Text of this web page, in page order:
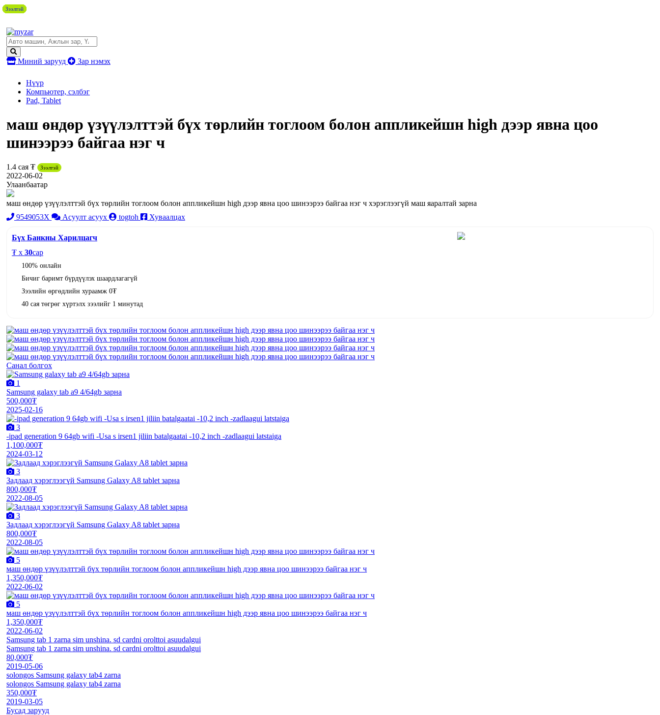
Миний зарууд Зар нэмэх
Нүүр
Компьютер, сэлбэг
Pad, Tablet
маш өндөр үзүүлэлттэй бүх төрлийн тоглоом болон аппликейшн high дээр явна цоо
шинээрээ байгаа нэг ч
1.4 сая ₮ Зээлтэй
2022-06-02
Улаанбаатар
маш өндөр үзүүлэлттэй бүх төрлийн тоглоом болон аппликейшн high дээр явна цоо шинээрээ байгаа нэг ч хэрэглээгүй маш яаралтай зарна
9549053X
Асуулт асуух togtoh Хуваалцах
Бүх Банкны Харилцагч
₮ x 30сар
100% онлайн
Бичиг баримт бүрдүүлэх шаардлагагүй
Зээлийн өргөдлийн хураамж 0₮
40 сая төгрөг хүртэлх зээлийг 1 минутад
Санал болгох
1
Samsung galaxy tab a9 4/64gb зарна
500,000₮
2025-02-16
Зээлтэй
3
-ipad generation 9 64gb wifi -Usa s irsen1 jiliin batalgaatai -10,2 inch -zadlaagui latstaiga
1,100,000₮
2024-03-12
3
Задлаад хэрэглээгүй Samsung Galaxy A8 tablet зарна
800,000₮
2022-08-05
3
Задлаад хэрэглээгүй Samsung Galaxy A8 tablet зарна
800,000₮
2022-08-05
Зээлтэй
5
маш өндөр үзүүлэлттэй бүх төрлийн тоглоом болон аппликейшн high дээр явна цоо шинээрээ байгаа нэг ч
1,350,000₮
2022-06-02
Зээлтэй
5
маш өндөр үзүүлэлттэй бүх төрлийн тоглоом болон аппликейшн high дээр явна цоо шинээрээ байгаа нэг ч
1,350,000₮
2022-06-02
Samsung tab 1 zarna sim unshina. sd cardni orolttoi asuudalgui
Samsung tab 1 zarna sim unshina. sd cardni orolttoi asuudalgui
80,000₮
2019-05-06
solongos Samsung galaxy tab4 zarna
solongos Samsung galaxy tab4 zarna
350,000₮
2019-03-05
Бусад зарууд
Зээлтэй
Зээлтэй
Зээлтэй
Зээлтэй